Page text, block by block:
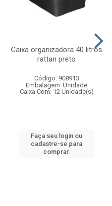
Caixa organizadora 40 litros
rattan preto
Código: 908913
Embalagem: Unidade
Caixa Com: 12 Unidade(s)
Faça seu login ou
cadastre-se para
comprar.